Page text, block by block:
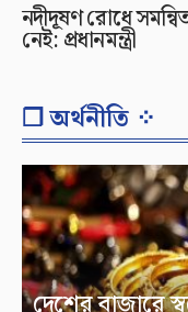
নদীদূষণ রোধে
নেই: প্রধানমন্ত্রী
❐ অর্থনীতি ⁘